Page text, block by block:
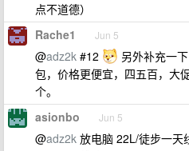
点不道德）
Rache1 Jun 5
@adz2k #12
另外补充一
包，价格更便宜，四五百，大
个。
asionbo Jun 5
@adz2k 放电脑 22L/徒步一天